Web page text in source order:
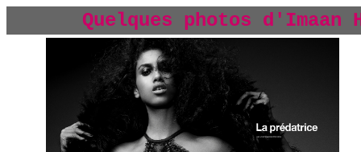
Quelques photos d'Imaan